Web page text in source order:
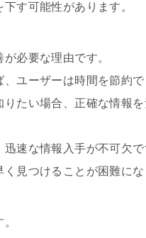
す可能性があります。
必要な理由です。
ユーザーは時間を節約で
たい場合、正確な情報
速な情報入手が不可欠で
見つけることが困難にな